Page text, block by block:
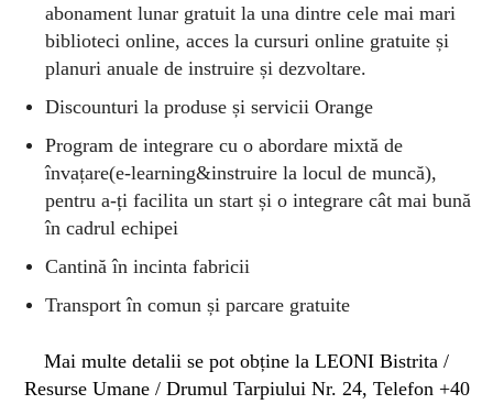
abonament lunar gratuit la una dintre cele mai mari
biblioteci online, acces la cursuri online gratuite și
planuri anuale de instruire și dezvoltare.
Discounturi la produse și servicii Orange
Program de integrare cu o abordare mixtă de
învațare(e-learning&instruire la locul de muncă),
pentru a-ți facilita un start și o integrare cât mai bună
în cadrul echipei
Cantină în incinta fabricii
Transport în comun și parcare gratuite
Mai multe detalii se pot obține la LEONI Bistrita /
Resurse Umane / Drumul Tarpiului Nr. 24, Telefon +40